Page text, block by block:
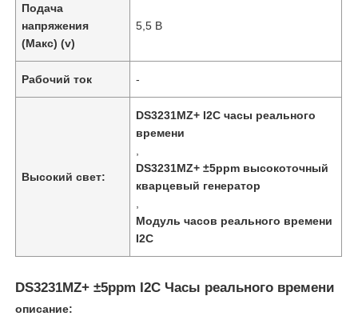
Подача
напряжения
(Макс) (v)
5,5 В
Рабочий ток -
Высокий свет:
DS3231MZ+ I2C часы реального
времени
DS3231MZ+ ±5ppm высокоточный
кварцевый генератор
Модуль часов реального времени
I2C
DS3231MZ+ ±5ppm I2C Часы реального времени
описание: